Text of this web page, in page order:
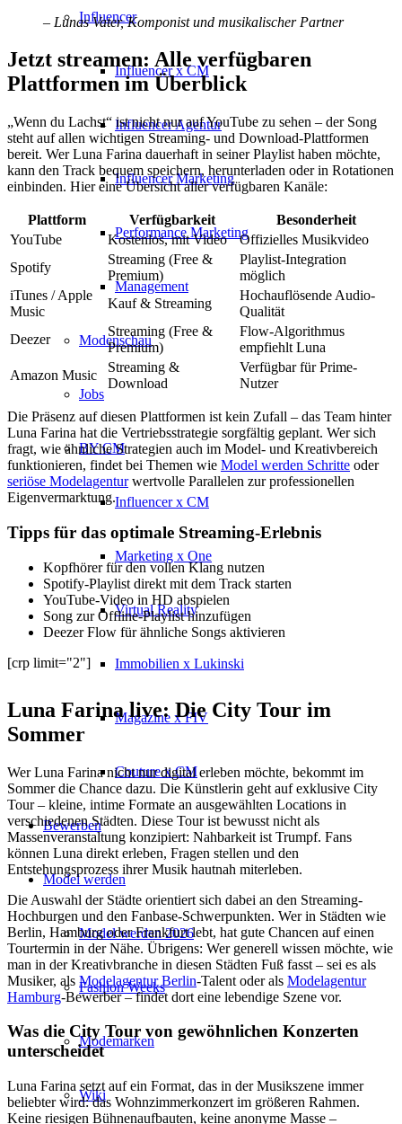
Influencer
Influencer x CM
Influencer Agentur
Influencer Marketing
Performance Marketing
Management
Modenschau
Jobs
BY CM
Influencer x CM
Marketing x One
Virtual Reality
Immobilien x Lukinski
Magazine x FIV
Couture x CM
Bewerben
Model werden
Model werden 2026
Fashion Weeks
Modemarken
Wiki
– Lunas Vater, Komponist und musikalischer Partner
Jetzt streamen: Alle verfügbaren
Plattformen im Überblick
„Wenn du Lachst“ ist nicht nur auf YouTube zu sehen – der Song
steht auf allen wichtigen Streaming- und Download-Plattformen
bereit. Wer Luna Farina dauerhaft in seiner Playlist haben möchte,
kann den Track bequem speichern, herunterladen oder in Rotationen
einbinden. Hier eine Übersicht aller verfügbaren Kanäle:
Plattform Verfügbarkeit
Besonderheit
YouTube
Kostenlos, mit Video
Offizielles Musikvideo
Spotify
Streaming (Free &
Premium)
Playlist-Integration
möglich
iTunes / Apple
Music
Kauf & Streaming
Hochauflösende Audio-
Qualität
Deezer
Streaming (Free &
Premium)
Flow-Algorithmus
empfiehlt Luna
Amazon Music
Streaming &
Download
Verfügbar für Prime-
Nutzer
Die Präsenz auf diesen Plattformen ist kein Zufall – das Team hinter
Luna Farina hat die Vertriebsstrategie sorgfältig geplant. Wer sich
fragt, wie ähnliche Strategien auch im Model- und Kreativbereich
funktionieren, findet bei Themen wie Model werden Schritte oder
seriöse Modelagenturwertvolle Parallelen zur professionellen
Eigenvermarktung.
Tipps für das optimale Streaming-Erlebnis
Kopfhörer für den vollen Klang nutzen
Spotify-Playlist direkt mit dem Track starten
YouTube-Video in HD abspielen
Song zur Offline-Playlist hinzufügen
Deezer Flow für ähnliche Songs aktivieren
[crp limit="2"]
Luna Farina live: Die City Tour im
Sommer
Wer Luna Farina nicht nur digital erleben möchte, bekommt im
Sommer die Chance dazu. Die Künstlerin geht auf exklusive City
Tour – kleine, intime Formate an ausgewählten Locations in
verschiedenen Städten. Diese Tour ist bewusst nicht als
Massenveranstaltung konzipiert: Nahbarkeit ist Trumpf. Fans
können Luna direkt erleben, Fragen stellen und den
Entstehungsprozess ihrer Musik hautnah miterleben.
Die Auswahl der Städte orientiert sich dabei an den Streaming-
Hochburgen und den Fanbase-Schwerpunkten. Wer in Städten wie
Berlin, Hamburg oder Frankfurt lebt, hat gute Chancen auf einen
Tourtermin in der Nähe. Übrigens: Wer generell wissen möchte, wie
man in der Kreativbranche in diesen Städten Fuß fasst – sei es als
Musiker, als Modelagentur Berlin-Talent oder als Modelagentur
Hamburg-Bewerber – findet dort eine lebendige Szene vor.
Was die City Tour von gewöhnlichen Konzerten
unterscheidet
Luna Farina setzt auf ein Format, das in der Musikszene immer
beliebter wird: das Wohnzimmerkonzert im größeren Rahmen.
Keine riesigen Bühnenaufbauten, keine anonyme Masse –